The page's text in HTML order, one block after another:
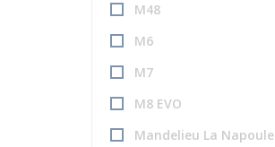
M48
M6
M7
M8 EVO
Mandelieu La Napoule